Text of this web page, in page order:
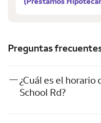
Preguntas
¿Cuál es el horario
School Rd?